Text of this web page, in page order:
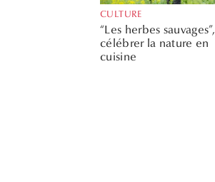
CULTURE
“Les herbes sauvages”,
célébrer la nature en
cuisine